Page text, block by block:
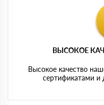
ВЫСОКОЕ
Высокое качество
сертификатами